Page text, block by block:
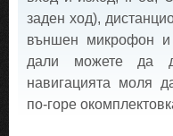
заден ход),
външен микрофон и
дали можете да
навигацията моля
по-горе